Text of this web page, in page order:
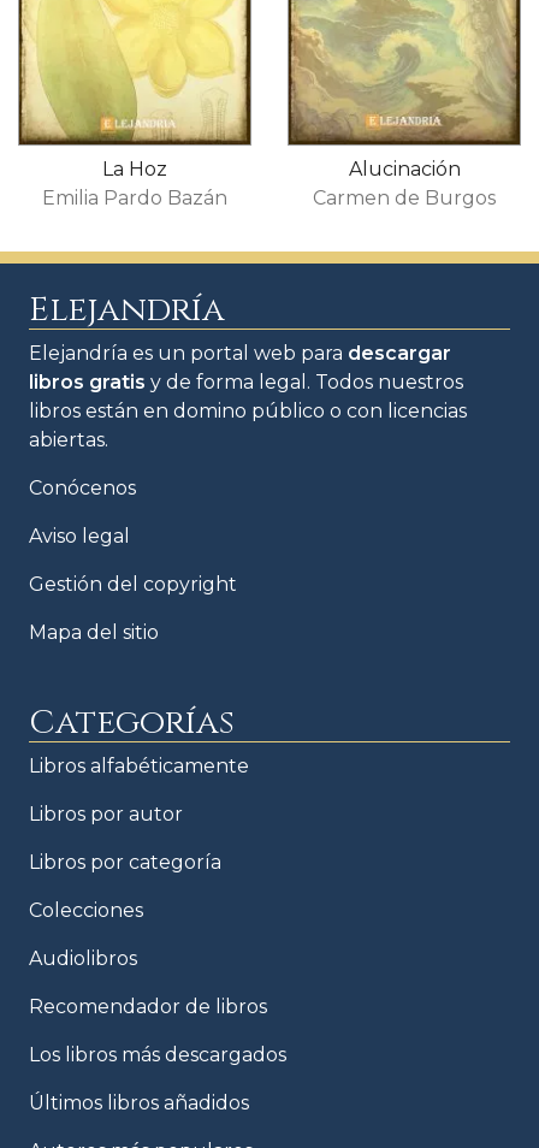
La Hoz
Emilia Pardo Bazán
Alucinación
Carmen de Burgos
Elejandría
Elejandría es un portal web para descargar
libros gratis y de forma legal. Todos nuestros
libros están en domino público o con licencias
abiertas.
Conócenos
Aviso legal
Gestión del copyright
Mapa del sitio
Categorías
Libros alfabéticamente
Libros por autor
Libros por categoría
Colecciones
Audiolibros
Recomendador de libros
Los libros más descargados
Últimos libros añadidos